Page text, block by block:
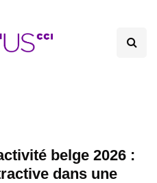
belge 2026 :
dans une